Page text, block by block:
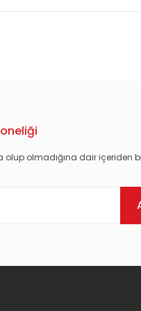
olup olmadığına dair içeriden